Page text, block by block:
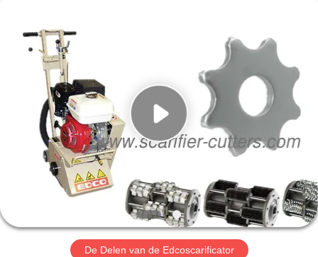
HUIS
PRODUCTEN
VIDEO'S
OVER
ONS
Reserved.
De Delen van de Edcoscarificator